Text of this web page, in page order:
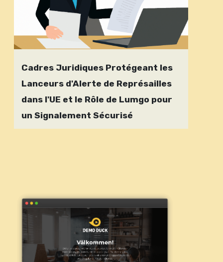
Cadres Juridiques Protégeant les
Lanceurs d'Alerte de Représailles
dans l'UE et le Rôle de Lumgo pour
un Signalement Sécurisé